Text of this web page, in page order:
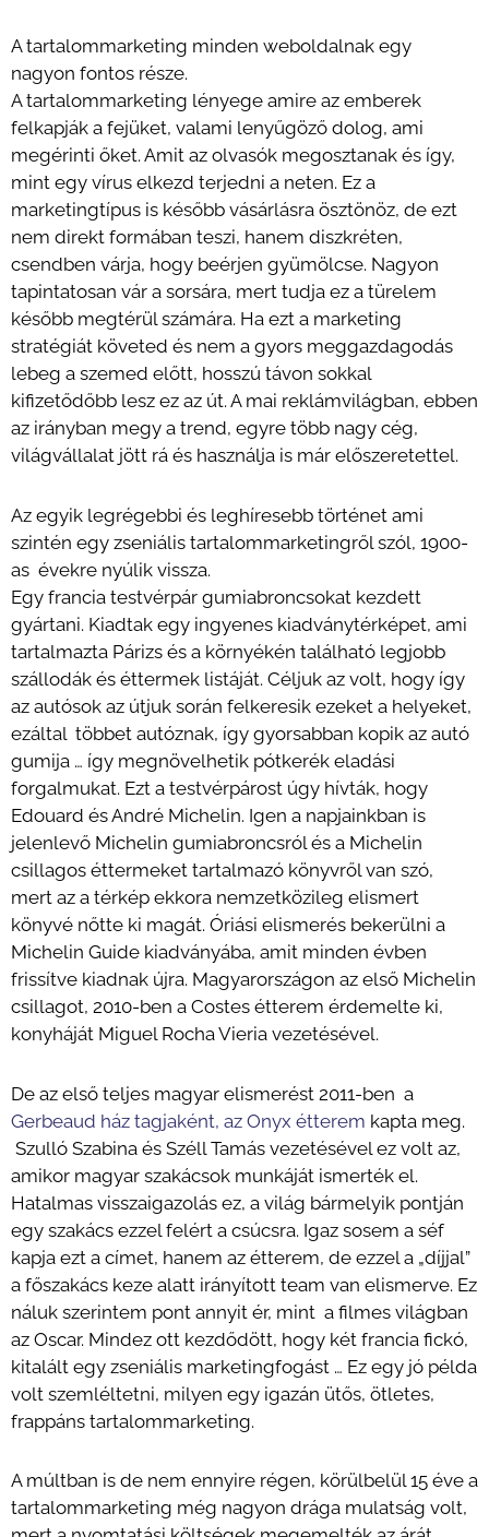
A tartalommarketing minden weboldalnak egy
nagyon fontos része.
A tartalommarketing lényege amire az emberek
felkapják a fejüket, valami lenyűgöző dolog, ami
megérinti őket. Amit az olvasók megosztanak és így,
mint egy vírus elkezd terjedni a neten. Ez a
marketingtípus is később vásárlásra ösztönöz, de ezt
nem direkt formában teszi, hanem diszkréten,
csendben várja, hogy beérjen gyümölcse. Nagyon
tapintatosan vár a sorsára, mert tudja ez a türelem
később megtérül számára. Ha ezt a marketing
stratégiát követed és nem a gyors meggazdagodás
lebeg a szemed előtt, hosszú távon sokkal
kifizetődőbb lesz ez az út. A mai reklámvilágban, ebben
az irányban megy a trend, egyre több nagy cég,
világvállalat jött rá és használja is már előszeretettel.
Az egyik legrégebbi és leghíresebb történet ami
szintén egy zseniális tartalommarketingről szól, 1900-
as évekre nyúlik vissza.
Egy francia testvérpár gumiabroncsokat kezdett
gyártani. Kiadtak egy ingyenes kiadványtérképet, ami
tartalmazta Párizs és a környékén található legjobb
szállodák és éttermek listáját. Céljuk az volt, hogy így
az autósok az útjuk során felkeresik ezeket a helyeket,
ezáltal többet autóznak, így gyorsabban kopik az autó
gumija … így megnövelhetik pótkerék eladási
forgalmukat. Ezt a testvérpárost úgy hívták, hogy
Edouard és André Michelin. Igen a napjainkban is
jelenlevő Michelin gumiabroncsról és a Michelin
csillagos éttermeket tartalmazó könyvről van szó,
mert az a térkép ekkora nemzetközileg elismert
könyvé nőtte ki magát. Óriási elismerés bekerülni a
Michelin Guide kiadványába, amit minden évben
frissítve kiadnak újra. Magyarországon az első Michelin
csillagot, 2010-ben a Costes étterem érdemelte ki,
konyháját Miguel Rocha Vieria vezetésével.
De az első teljes magyar elismerést 2011-ben a
Gerbeaud ház tagjaként, az Onyx étterem kapta meg.
Szulló Szabina és Széll Tamás vezetésével ez volt az,
amikor magyar szakácsok munkáját ismerték el.
Hatalmas visszaigazolás ez, a világ bármelyik pontján
egy szakács ezzel felért a csúcsra. Igaz sosem a séf
kapja ezt a címet, hanem az étterem, de ezzel a „díjjal”
a főszakács keze alatt irányított team van elismerve. Ez
náluk szerintem pont annyit ér, mint a filmes világban
az Oscar. Mindez ott kezdődött, hogy két francia fickó,
kitalált egy zseniális marketingfogást … Ez egy jó példa
volt szemléltetni, milyen egy igazán ütős, ötletes,
frappáns tartalommarketing.
A múltban is de nem ennyire régen, körülbelül 15 éve a
tartalommarketing még nagyon drága mulatság volt,